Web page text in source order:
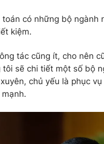
có những bộ ngành
kiệm.
tác cũng ít, cho nên
sẽ chi tiết một số bộ
chủ yếu là phục